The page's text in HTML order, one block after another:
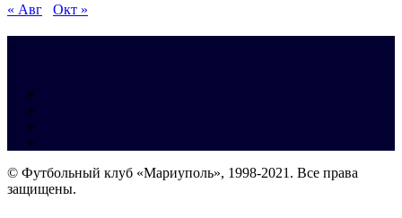
« Авг
Окт »
© Футбольный клуб «Мариуполь», 1998-2021. Все права
защищены.